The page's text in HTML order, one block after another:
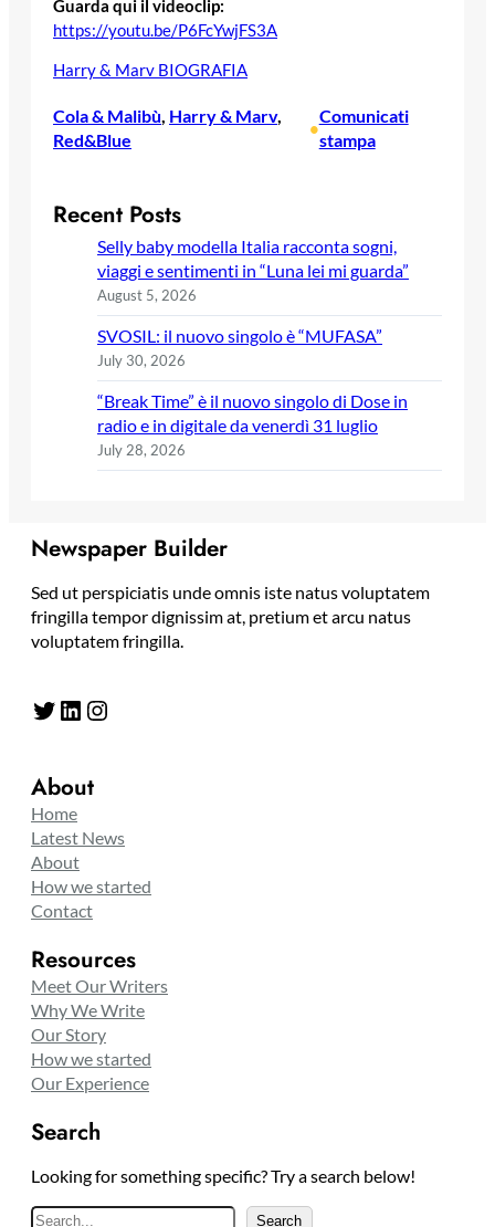
Guarda qui il videoclip:
https://youtu.be/P6FcYwjFS3A
Harry & Marv BIOGRAFIA
Cola & Malibù Harry & Marv
Red&Blue
•
Comunicati
stampa
Recent Posts
Selly baby modella Italia racconta sogni,
viaggi e sentimenti in “Luna lei mi guarda”
August 5, 2026
SVOSIL: il nuovo singolo è “MUFASA”
July 30, 2026
“Break Time” è il nuovo singolo di Dose in
radio e in digitale da venerdì 31 luglio
July 28, 2026
Newspaper Builder
Sed ut perspiciatis unde omnis iste natus voluptatem
fringilla tempor dignissim at, pretium et arcu natus
voluptatem fringilla.
Twitter LinkedIn Instagram
About
Home
Latest News
About
How we started
Contact
Resources
Meet Our Writers
Why We Write
Our Story
How we started
Our Experience
Search
Looking for something specific? Try a search below!
Search